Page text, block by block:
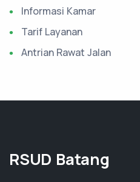
Informasi Kamar
Tarif Layanan
Antrian Rawat Jalan
RSUD Batang